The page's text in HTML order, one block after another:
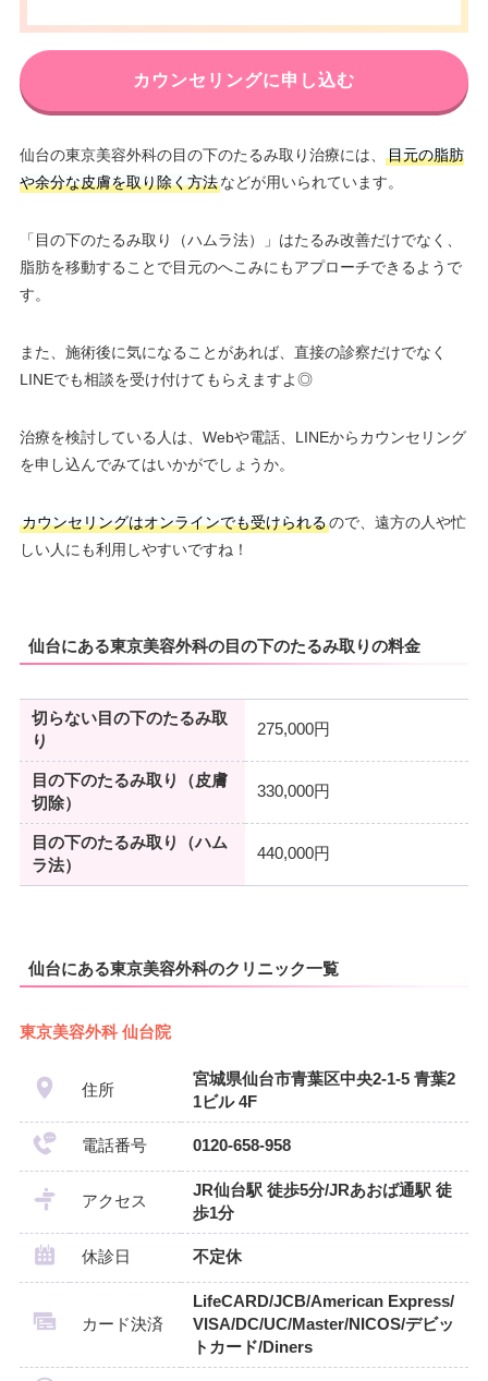
カウンセリングに申し込む
仙台の東京美容外科の目の下のたるみ取り治療には、
目元の脂肪
や余分な皮膚を取り除く方法などが用いられています。
「目の下のたるみ取り（ハムラ法）」はたるみ改善だけでなく、
脂肪を移動することで目元のへこみにもアプローチできるようで
す。
また、施術後に気になることがあれば、直接の診察だけでなく
LINEでも相談を受け付けてもらえますよ◎
治療を検討している人は、Webや電話、LINEからカウンセリング
を申し込んでみてはいかがでしょうか。
カウンセリングはオンラインでも受けられるので、遠方の人や忙
しい人にも利用しやすいですね！
仙台にある東京美容外科の目の下のたるみ取りの料金
切らない目の下のたるみ取
り
275,000円
目の下のたるみ取り（皮膚
切除）
330,000円
目の下のたるみ取り（ハム
ラ法）
440,000円
仙台にある東京美容外科のクリニック一覧
東京美容外科 仙台院
住所
宮城県仙台市青葉区中央2-1-5 青葉2
1ビル 4F
電話番号 0120-658-958
アクセス
JR仙台駅 徒歩5分/JRあおば通駅 徒
歩1分
休診日 不定休
カード決済
LifeCARD/JCB/American Express/
VISA/DC/UC/Master/NICOS/デビッ
トカード/Diners